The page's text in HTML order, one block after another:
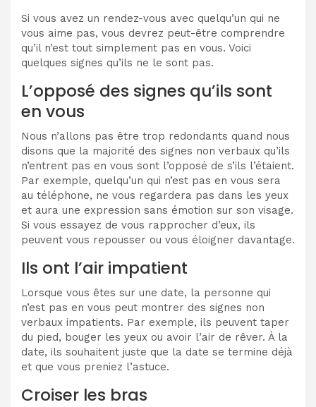
Si vous avez un rendez-vous avec quelqu’un qui ne
vous aime pas, vous devrez peut-être comprendre
qu’il n’est tout simplement pas en vous. Voici
quelques signes qu’ils ne le sont pas.
L’opposé des signes qu’ils sont
en vous
Nous n’allons pas être trop redondants quand nous
disons que la majorité des signes non verbaux qu’ils
n’entrent pas en vous sont l’opposé de s’ils l’étaient.
Par exemple, quelqu’un qui n’est pas en vous sera
au téléphone, ne vous regardera pas dans les yeux
et aura une expression sans émotion sur son visage.
Si vous essayez de vous rapprocher d’eux, ils
peuvent vous repousser ou vous éloigner davantage.
Ils ont l’air impatient
Lorsque vous êtes sur une date, la personne qui
n’est pas en vous peut montrer des signes non
verbaux impatients. Par exemple, ils peuvent taper
du pied, bouger les yeux ou avoir l’air de rêver. À la
date, ils souhaitent juste que la date se termine déjà
et que vous preniez l’astuce.
Croiser les bras